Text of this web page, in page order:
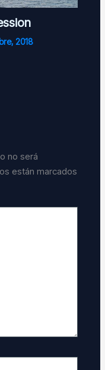
2018
no será
están marcados